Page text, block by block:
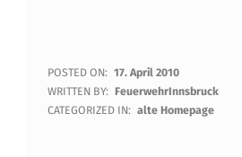
K
A
POSTED ON: 17. April 2010
WRITTEN BY: FeuerwehrInnsbruck
CATEGORIZED IN: alte Homepage